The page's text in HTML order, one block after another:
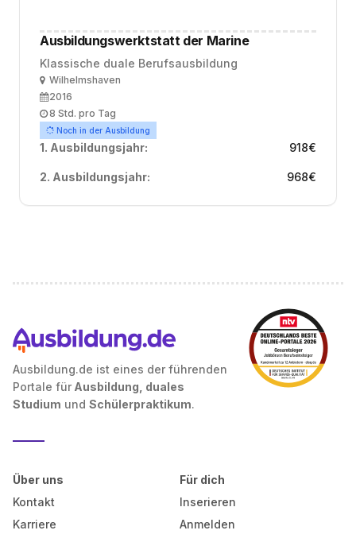
Ausbildungswerktstatt der Marine
Klassische duale Berufsausbildung
OrtWilhelmshaven
Ausbildungsbeginn
2016
Arbeitszeit
8 Std. pro Tag
Noch in der Ausbildung
1. Ausbildungsjahr: 918€
2. Ausbildungsjahr: 968€
Ausbildung.de ist eines der führenden
Portale für Ausbildung, duales
Studium und Schülerpraktikum.
Über uns
Kontakt
Karriere
Für dich
Inserieren
Anmelden